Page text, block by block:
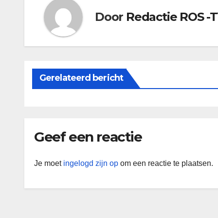
Door Redactie ROS -
Gerelateerd bericht
Geef een reactie
Je moet ingelogd zijn op om een reactie te plaatsen.